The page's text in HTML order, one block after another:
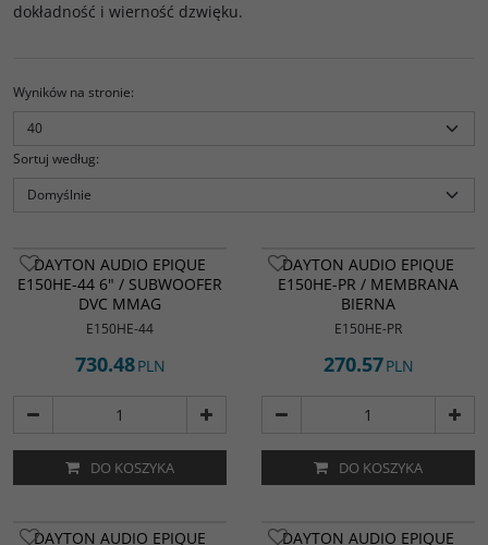
dokładność i wierność dzwięku.
Wyników na stronie:
Sortuj według:
DAYTON AUDIO EPIQUE
E150HE-44 6" / SUBWOOFER
DVC MMAG
E150HE-44
730.48PLN
DO KOSZYKA
DAYTON AUDIO EPIQUE
E150HE-PR / MEMBRANA
BIERNA
E150HE-PR
270.57PLN
DO KOSZYKA
DAYTON AUDIO EPIQUE
DAYTON AUDIO EPIQUE